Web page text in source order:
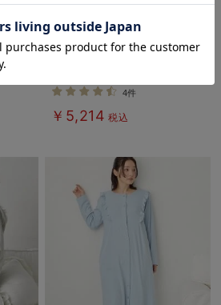
スパ
ャマ
（フェ
【授乳口付】スムースアイスクリー
ャマ
4件
￥5,214 税込
入り商品を確認する